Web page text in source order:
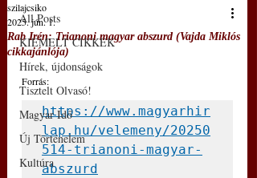
All Posts
KIEMELT CIKKEK
Hírek, újdonságok
Tisztelt Olvasó!
Magyar Idő
Új Történelem
Kultúra
Rab Irén: Trianoni magyar abszurd (Vajda Miklós
cikkajánlója)
szilajcsiko
2025. jún. 1.
Forrás:
https://www.magyarhir
lap.hu/velemeny/20250
514-trianoni-magyar-
abszurd